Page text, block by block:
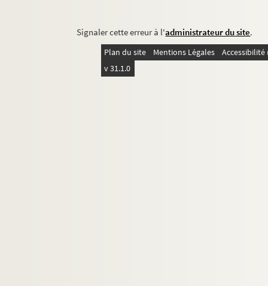
Signaler cette erreur à l'administrateur du site.
Plan du site Mentions Légales
v 31.1.0